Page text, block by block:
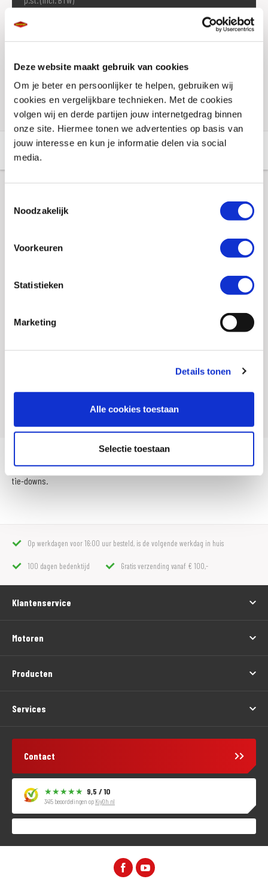
Deze website maakt gebruik van cookies
Om je beter en persoonlijker te helpen, gebruiken wij
cookies en vergelijkbare technieken. Met de cookies
volgen wij en derde partijen jouw internetgedrag binnen
onze site. Hiermee tonen we advertenties op basis van
jouw interesse en kun je informatie delen via social
media.
Noodzakelijk
Voorkeuren
Statistieken
Marketing
Details tonen
Alle cookies toestaan
Selectie toestaan
Dit product is (tijdeljk) niet online te bestellen.
Voorraad vestigingen
Check de voorraad eenvoudig en snel online
Aanvullende informatie Winkelvoorraad
Aanvullende informatie
Merk
EAN
Vermijd beschadigingen aan de motorfietsen met kuip bij gebruik van
tie-downs.
Op werkdagen voor 16:00 uur besteld, is de volgende werkdag in huis
100 dagen bedenktijd Gratis verzending vanaf € 100,-
Klantenservice
Motoren
Producten
Services
Contact
9,5 / 10
3415 beoordelingen op KiyOh.nl